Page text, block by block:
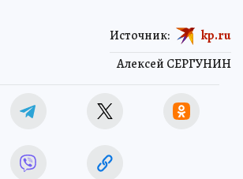
Алексей СЕРГУНИН
Источник: kp.ru